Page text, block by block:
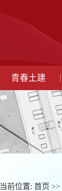
青春土建
当前位置: 首页 >>